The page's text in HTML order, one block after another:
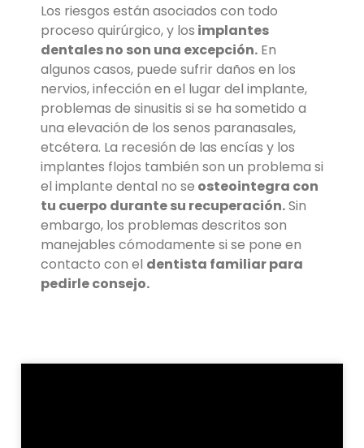
Los riesgos están asociados con todo
proceso quirúrgico, y los implantes
dentales no son una excepción. En
algunos casos, puede sufrir daños en los
nervios, infección en el lugar del implante,
problemas de sinusitis si se ha sometido a
una elevación de los senos paranasales,
etcétera. La recesión de las encías y los
implantes flojos también son un problema si
el implante dental no se osteointegra con
tu cuerpo durante su recuperación.Sin
embargo, los problemas descritos son
manejables cómodamente si se pone en
contacto con el dentista familiar para
pedirle consejo.